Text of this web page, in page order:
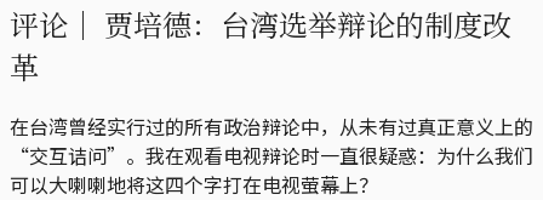
评论｜ 贾培德：台湾选举辩论的制度改
革
在台湾曾经实行过的所有政治辩论中，从未有过真正意义上的
“交互诘问”。我在观看电视辩论时一直很疑惑：为什么我们
可以大喇喇地将这四个字打在电视萤幕上？